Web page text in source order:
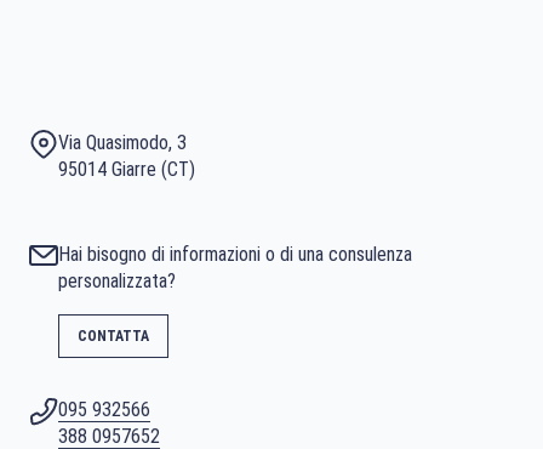
Via Quasimodo, 3
95014 Giarre (CT)
Hai bisogno di informazioni o di una consulenza
personalizzata?
CONTATTA
095 932566
388 0957652